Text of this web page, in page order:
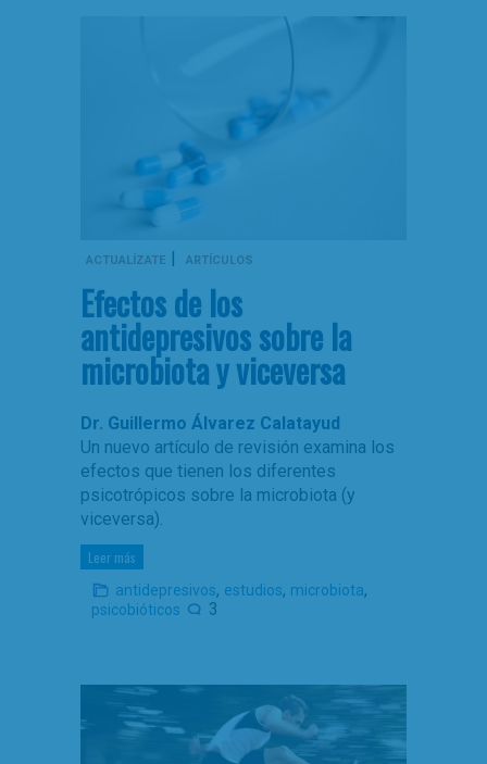
ACTUALÍZATE | ARTÍCULOS
Efectos de los
antidepresivos sobre la
microbiota y viceversa
Dr. Guillermo Álvarez Calatayud
Un nuevo artículo de revisión examina los
efectos que tienen los diferentes
psicotrópicos sobre la microbiota (y
viceversa).
Leer más
antidepresivos, estudios, microbiota,
psicobióticos 3